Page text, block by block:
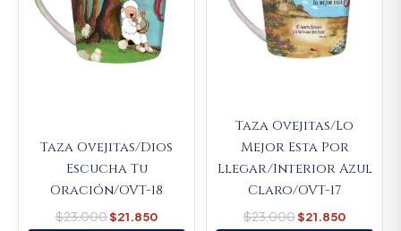
Taza Ovejitas/Dios
Escucha Tu
Oración/OVT-18
$23.000$21.850
Taza Ovejitas/Lo
Mejor Esta Por
Llegar/Interior Azul
Claro/OVT-17
$23.000$21.850